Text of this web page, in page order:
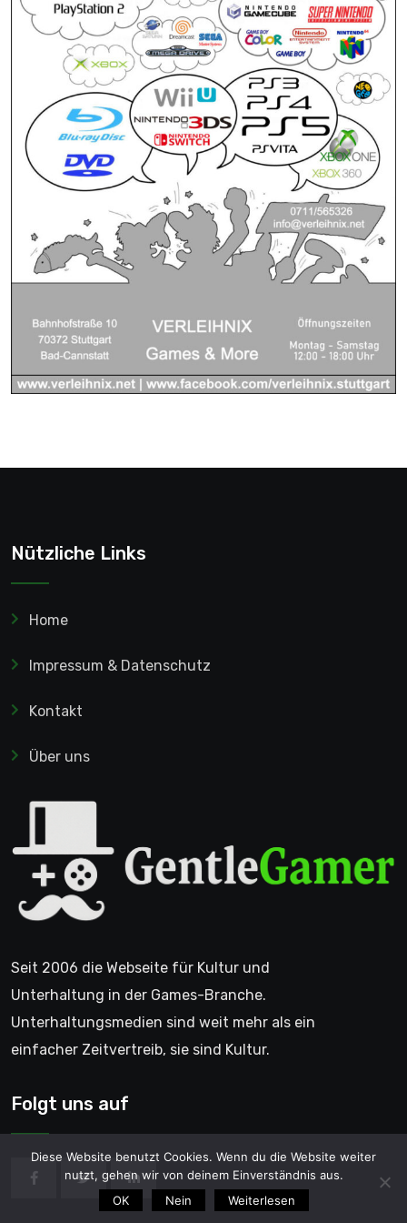
Nützliche Links
Home
Impressum & Datenschutz
Kontakt
Über uns
Seit 2006 die Webseite für Kultur und
Unterhaltung in der Games-Branche.
Unterhaltungsmedien sind weit mehr als ein
einfacher Zeitvertreib, sie sind Kultur.
Folgt uns auf
Diese Website benutzt Cookies. Wenn du die Website weiter
nutzt, gehen wir von deinem Einverständnis aus.
OK
Nein Weiterlesen